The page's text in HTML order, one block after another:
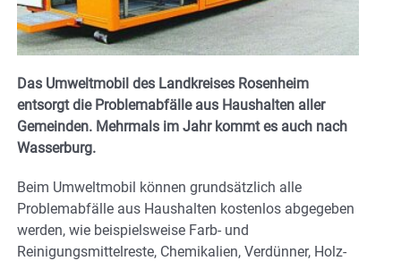
Das Umweltmobil des Landkreises Rosenheim
entsorgt die Problemabfälle aus Haushalten aller
Gemeinden. Mehrmals im Jahr kommt es auch nach
Wasserburg.
Beim Umweltmobil können grundsätzlich alle
Problemabfälle aus Haushalten kostenlos abgegeben
werden, wie beispielsweise Farb- und
Reinigungsmittelreste, Chemikalien, Verdünner, Holz-